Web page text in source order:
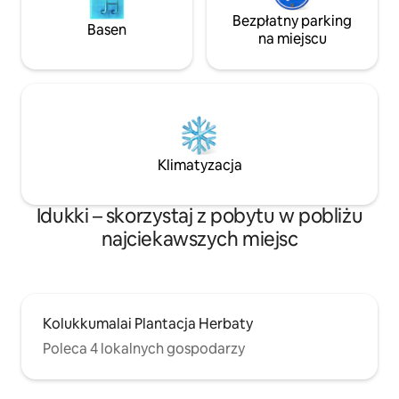
Basen
Bezpłatny parking
na miejscu
Klimatyzacja
Idukki – skorzystaj z pobytu w pobliżu
najciekawszych miejsc
Kolukkumalai Plantacja Herbaty
Poleca 4 lokalnych gospodarzy